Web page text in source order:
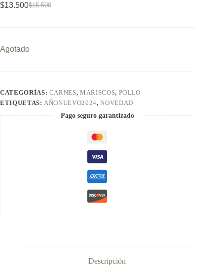
$15.500
El
$13.500El
Agotado
CATEGORÍAS: CARNES,MARISCOS, POLLO
ETIQUETAS: AÑONUEVO2024,NOVEDAD
Pago seguro garantizado
Descripción